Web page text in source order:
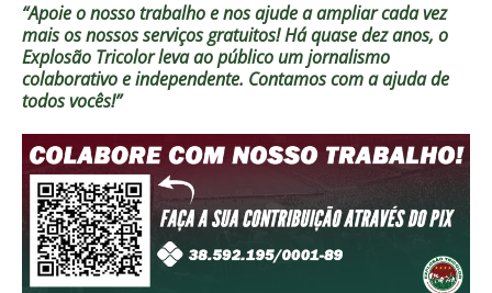
“Apoie o nosso trabalho e nos ajude a ampliar cada vez
mais os nossos serviços gratuitos!Há quase dez anos, o
Explosão Tricolor leva ao público um jornalismo
colaborativo e independente. Contamos com a ajuda de
todos vocês!”